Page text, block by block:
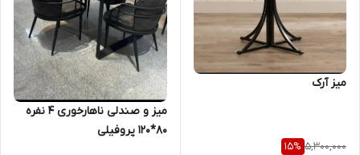
میز آرک
5,300,000
15%
میز و صندلی ناهارخوری ۴ نفره
80*120 پروفیلی